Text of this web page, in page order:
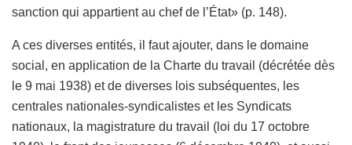
sanction qui appartient au chef de l’État» (p. 148).
A ces diverses entités, il faut ajouter, dans le domaine
social, en application de la Charte du travail (décrétée dès
le 9 mai 1938) et de diverses lois subséquentes, les
centrales nationales-syndicalistes et les Syndicats
nationaux, la magistrature du travail (loi du 17 octobre